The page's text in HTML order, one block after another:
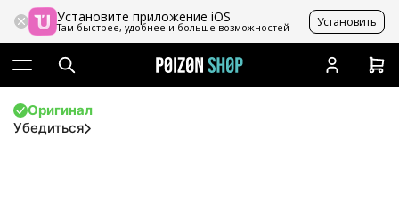
Установите приложение iOS
Там быстрее, удобнее и больше возможностей Установить
Оригинал
Убедиться